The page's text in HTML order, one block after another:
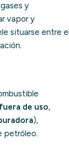
y
vapor y
situarse entre
de uso,
),
petróleo.